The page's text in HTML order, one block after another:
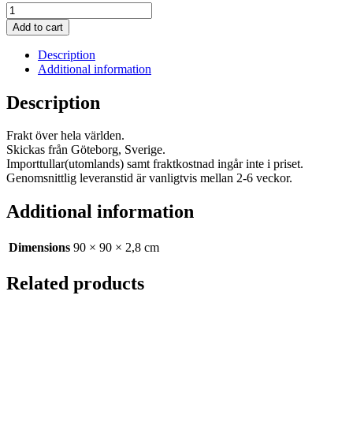
Pippi's
New
Shoes
quantity
Add to cart
Description
Additional information
Description
Frakt över hela världen.
Skickas från Göteborg, Sverige.
Importtullar(utomlands) samt fraktkostnad ingår inte i priset.
Genomsnittlig leveranstid är vanligtvis mellan 2-6 veckor.
Additional information
Dimensions 90 × 90 × 2,8 cm
Related products